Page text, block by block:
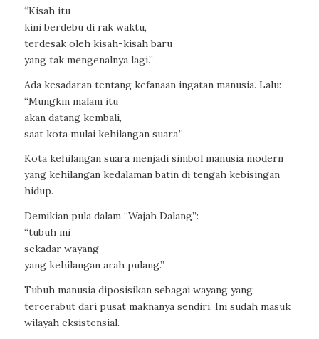
“Kisah itu
kini berdebu di rak waktu,
terdesak oleh kisah-kisah baru
yang tak mengenalnya lagi.”
Ada kesadaran tentang kefanaan ingatan manusia. Lalu:
“Mungkin malam itu
akan datang kembali,
saat kota mulai kehilangan suara,”
Kota kehilangan suara menjadi simbol manusia modern
yang kehilangan kedalaman batin di tengah kebisingan
hidup.
Demikian pula dalam “Wajah Dalang”:
“tubuh ini
sekadar wayang
yang kehilangan arah pulang.”
Tubuh manusia diposisikan sebagai wayang yang
tercerabut dari pusat maknanya sendiri. Ini sudah masuk
wilayah eksistensial.